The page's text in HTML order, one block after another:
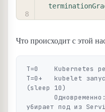
Что происходит с этой
T=0    Kubernetes
T=0+   kubelet
(sleep 10)
убирает под из